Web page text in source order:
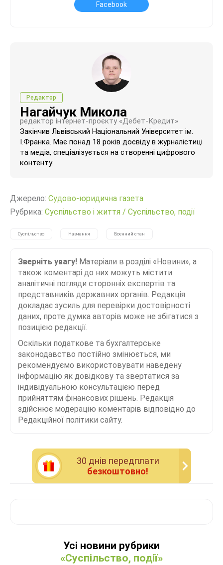
Facebook
Редактор
Нагайчук Микола
редактор інтернет-проєкту «Дебет-Кредит»
Закінчив Львівський Національний Університет ім.
І.Франка. Має понад 18 років досвіду в журналістиці
та медіа, спеціалізується на створенні цифрового
контенту.
Джерело: Судово-юридична газета
Рубрика: Суспільство і життя / Суспільство, події
Суспільство Навчання Воєнний стан
Зверніть увагу! Матеріали в розділі «Новини», а
також коментарі до них можуть містити
аналітичні погляди сторонніх експертів та
представників державних органів. Редакція
докладає зусиль для перевірки достовірності
даних, проте думка авторів може не збігатися з
позицією редакції.
Оскільки податкове та бухгалтерське
законодавство постійно змінюється, ми
рекомендуємо використовувати наведену
інформацію як довідкову та звертатися за
індивідуальною консультацією перед
прийняттям фінансових рішень. Редакція
здійснює модерацію коментарів відповідно до
Редакційної політики сайту.
30 днiв передплати
безкоштовно!
Усі новини рубрики
«Суспільство, події»